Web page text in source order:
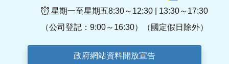
星期一至星期五8:30～12:30 | 13:30～17:30
（公司登記：9:00～16:30）（國定假日除外）
政府網站資料開放宣告